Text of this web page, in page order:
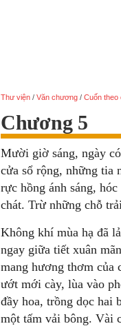
Thư viện / Văn chương / Cuốn theo
Chương 5
Mười giờ sáng, ngày
cửa sổ rộng, những tia
rực hồng ánh sáng,
chát. Trừ những chỗ
Không khí mùa hạ đã
ngay giữa tiết xuân
mang hương thơm của
ướt mới cày, lùa vào
đầy hoa, trồng dọc hai
một tấm vải bông. Vài